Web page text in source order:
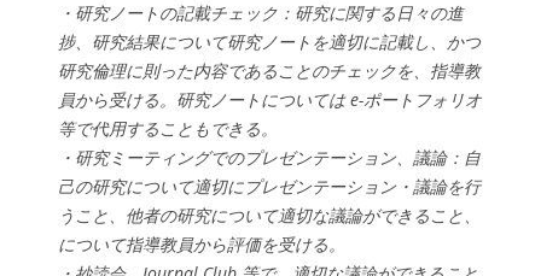
・研究ノートの記載チェック：研究に関する日々の進
捗、研究結果について研究ノートを適切に記載し、かつ
研究倫理に則った内容であることのチェックを、指導教
員から受ける。研究ノートについては e-ポートフォリオ
等で代用することもできる。
・研究ミーティングでのプレゼンテーション、議論：自
己の研究について適切にプレゼンテーション・議論を行
うこと、他者の研究について適切な議論ができること、
について指導教員から評価を受ける。